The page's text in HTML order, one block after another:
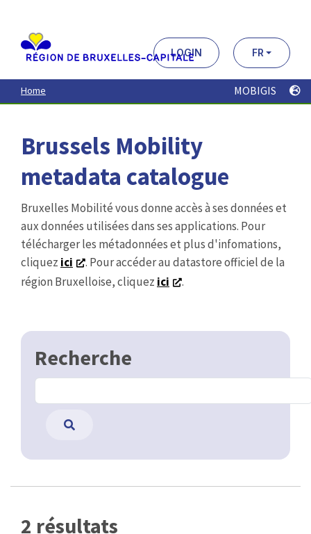
contenu
principal
LOGIN FR
Home MOBIGIS
Brussels Mobility
metadata catalogue
Bruxelles Mobilité vous donne accès à ses données et
aux données utilisées dans ses applications. Pour
télécharger les métadonnées et plus d'infomations,
cliquez ici
. Pour accéder au datastore officiel de la
région Bruxelloise, cliquez ici .
Recherche
2 résultats